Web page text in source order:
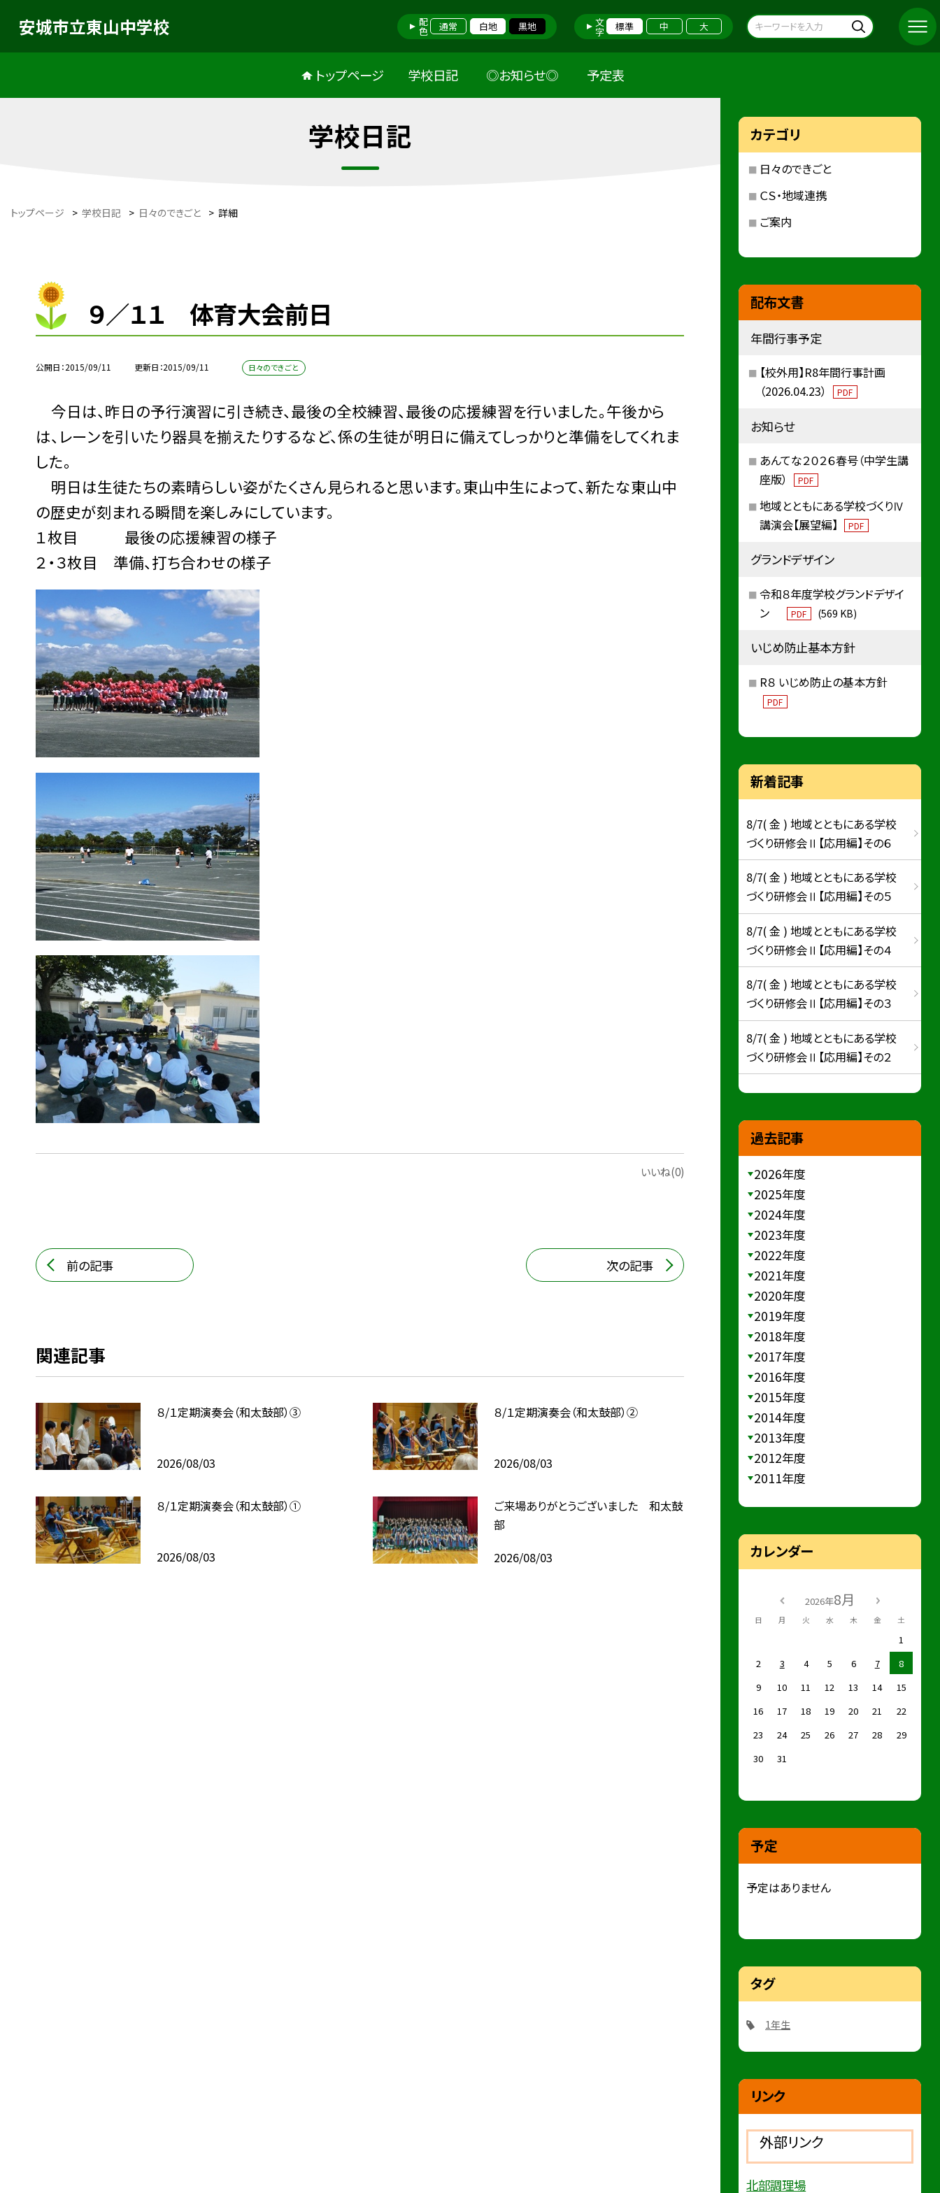
安城市立東山中学校 配色 通常 白地 黒地 文字 標準 中 大
トップページ 学校日記 ◎お知らせ◎ 予定表
学校日記
トップページ > 学校日記 > 日々のできごと > 詳細
９／１１ 体育大会前日
公開日 2015/09/11 更新日 2015/09/11 日々のできごと
今日は、昨日の予行演習に引き続き、最後の全校練習、最後の応援練習を行いました。午後から
は、レーンを引いたり器具を揃えたりするなど、係の生徒が明日に備えてしっかりと準備をしてくれま
した。
明日は生徒たちの素晴らしい姿がたくさん見られると思います。東山中生によって、新たな東山中
の歴史が刻まれる瞬間を楽しみにしています。
１枚目 最後の応援練習の様子
２・３枚目 準備、打ち合わせの様子
いいね(0)
前の記事 次の記事
関連記事
８/１定期演奏会（和太鼓部）③
2026/08/03
８/１定期演奏会（和太鼓部）②
2026/08/03
８/１定期演奏会（和太鼓部）①
2026/08/03
ご来場ありがとうございました 和太鼓
部
2026/08/03
カテゴリ
日々のできごと
ＣＳ・地域連携
ご案内
配布文書
年間行事予定
【校外用】R8年間行事計画
（2026.04.23）
PDF
お知らせ
あんてな２０２６春号（中学生講
座版）
PDF
地域とともにある学校づくりⅣ
講演会【展望編】
PDF
グランドデザイン
令和８年度学校グランドデザイ
ン
PDF (569 KB)
いじめ防止基本方針
R８ いじめ防止の基本方針
PDF
新着記事
8/7( 金 ) 地域とともにある学校
づくり研修会Ⅱ【応用編】その６
8/7( 金 ) 地域とともにある学校
づくり研修会Ⅱ【応用編】その５
8/7( 金 ) 地域とともにある学校
づくり研修会Ⅱ【応用編】その４
8/7( 金 ) 地域とともにある学校
づくり研修会Ⅱ【応用編】その３
8/7( 金 ) 地域とともにある学校
づくり研修会Ⅱ【応用編】その２
過去記事
2026年度
2025年度
2024年度
2023年度
2022年度
2021年度
2020年度
2019年度
2018年度
2017年度
2016年度
2015年度
2014年度
2013年度
2012年度
2011年度
カレンダー
2026年8月
日 月 火 水 木 金 土
1
2
3 4 5 6 7
8
9
10 11 12 13 14
15
16
17 18 19 20 21
22
23
24 25 26 27 28
29
30
31
予定
予定はありません
タグ
1年生
リンク
外部リンク
北部調理場